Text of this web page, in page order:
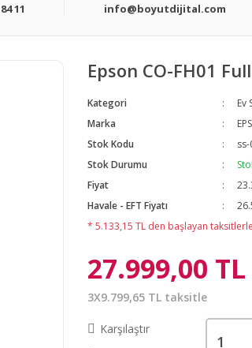
11
info@boyutdijital.com
Epson CO-FH01
Kategori Ev
Marka
Stok Kodu
Stok Durumu
Fiyat
Havale - EFT Fiyatı
* 5.133,15 TL den başlayan
27.999,00 TL
3X9.799,65 TL taksitle
Karşılaştır